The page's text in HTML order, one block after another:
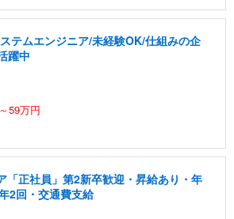
テムエンジニア/未経験OK/仕組みの企
躍中
59万円
「正社員」第2新卒歓迎・昇給あり・年
2回・交通費支給